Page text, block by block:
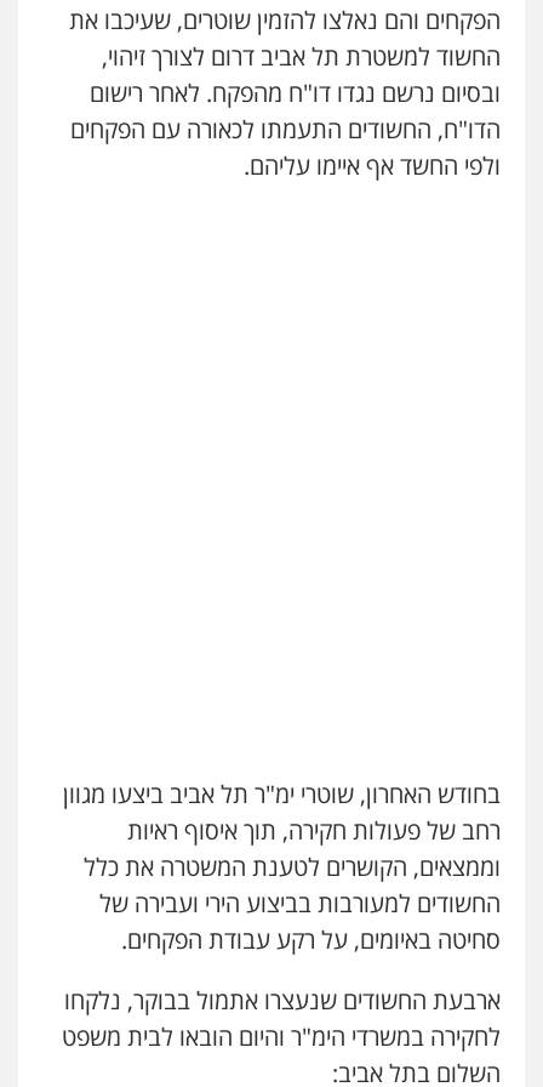
עו"ד אסף גונן
פלילי פשע חמור תעבורה צבא מעצרים
וחקירות
0542255161
503456449
עו"ד איהאב ג'לג'ולי
פלילי מעצרים וחקירות עורכי דין לענייני
אסירים
0505216700
אייל בן שושן, עורך דין פלילי
פלילי מעצרים וחקירות פשיעה חמורה
הפקחים והם נאלצו להזמין שוטרים, שעיכבו את
החשוד למשטרת תל אביב דרום לצורך זיהוי,
ובסיום נרשם נגדו דו"ח מהפקח. לאחר רישום
הדו"ח, החשודים התעמתו לכאורה עם הפקחים
ולפי החשד אף איימו עליהם.
בחודש האחרון, שוטרי ימ"ר תל אביב ביצעו מגוון
רחב של פעולות חקירה, תוך איסוף ראיות
וממצאים, הקושרים לטענת המשטרה את כלל
החשודים למעורבות בביצוע הירי ועבירה של
סחיטה באיומים, על רקע עבודת הפקחים.
ארבעת החשודים שנעצרו אתמול בבוקר, נלקחו
לחקירה במשרדי הימ"ר והיום הובאו לבית משפט
השלום בתל אביב: